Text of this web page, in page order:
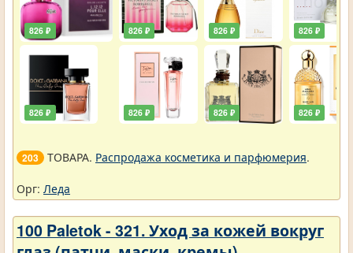
826 ₽
826 ₽
826 ₽
826 ₽
826 ₽
826 ₽
826 ₽
826 ₽
203 ТОВАРА. Распродажа косметика и парфюмерия.
Орг: Леда
100 Paletok - 321. Уход за кожей вокруг